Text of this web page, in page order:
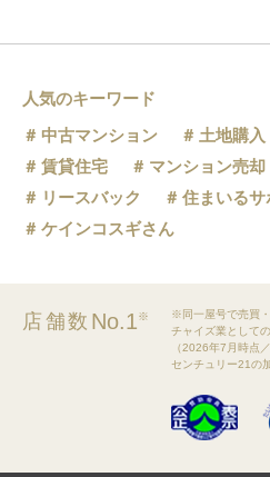
人気のキーワード
中古マンション
土地購入
賃貸住宅
マンション売却
リースバック
住まいるサ
ケインコスギさん
店舗数 No.1※
※同一屋号で売買
チャイズ業として
（2026年7月時点
センチュリー21の